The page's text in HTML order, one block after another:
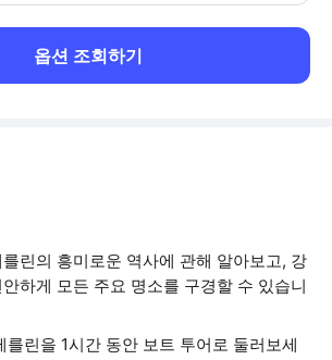
옵션 조회하기
린의 흥미로운 역사에 관해 알아보고, 강
하게 모든 주요 명소를 구경할 수 있습니
를린을 1시간 동안 보트 투어로 둘러보세